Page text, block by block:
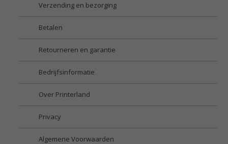
Verzending en bezorging
Betalen
Retourneren en garantie
Bedrijfsinformatie
Over Printerland
Privacy
Algemene Voorwaarden